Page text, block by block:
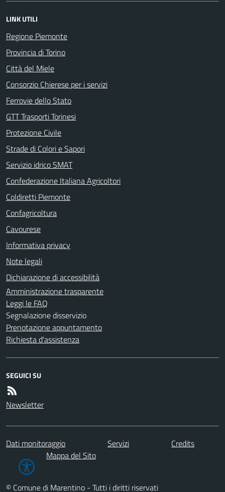
LINK UTILI
Regione Piemonte
Provincia di Torino
Città del Miele
Consorzio Chierese per i servizi
Ferrovie dello Stato
GTT Trasporti Torinesi
Protezione Civile
Strade di Colori e Sapori
Servizio idrico SMAT
Confederazione Italiana Agricoltori
Coldiretti Piemonte
Confagricoltura
Cavourese
Informativa privacy
Note legali
Dichiarazione di accessibilità
Amministrazione trasparente
Leggi le FAQ
Segnalazione disservizio
Prenotazione appuntamento
Richiesta d'assistenza
SEGUICI SU
Newsletter
Dati monitoraggio Servizi
Credits
Mappa del Sito
© Comune di Marentino - Tutti i diritti riservati